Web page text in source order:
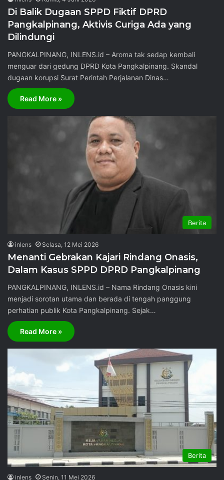
Di Balik Dugaan SPPD Fiktif DPRD
Pangkalpinang, Aktivis Curiga Ada yang
Dilindungi
PANGKALPINANG, INLENS.id – Aroma tak sedap kembali
menguar dari gedung DPRD Kota Pangkalpinang. Skandal
dugaan korupsi Surat Perintah Perjalanan Dinas…
Read More »
Berita
inlens Selasa, 12 Mei 2026
Menanti Gebrakan Kajari Rindang Onasis,
Dalam Kasus SPPD DPRD Pangkalpinang
PANGKALPINANG, INLENS.id – Nama Rindang Onasis kini
menjadi sorotan utama dan berada di tengah panggung
perhatian publik Kota Pangkalpinang. Sejak…
Read More »
Berita
inlens Senin, 11 Mei 2026